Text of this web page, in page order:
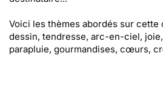
Voici les thèmes abordés sur cette
dessin, tendresse, arc-en-ciel,
parapluie, gourmandises, cœurs,